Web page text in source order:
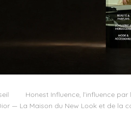
Honest Influence, l’influence par
— La Maison du New Look et de la